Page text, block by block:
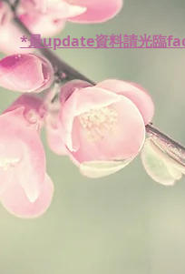
*最update資料請光臨